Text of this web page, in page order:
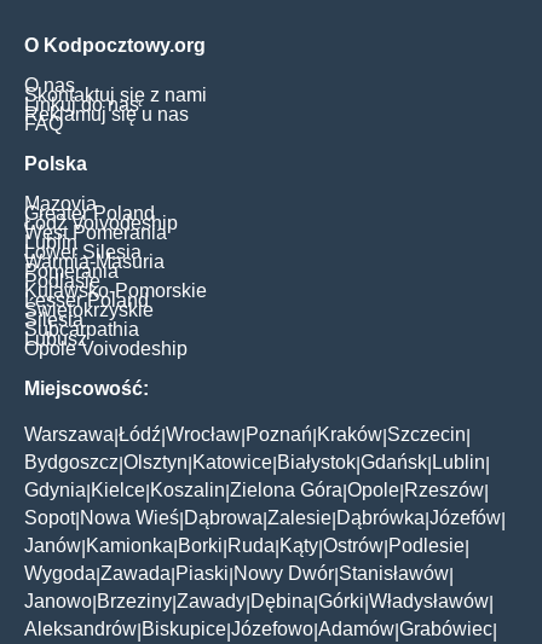
O Kodpocztowy.org
O nas
Skontaktuj się z nami
Linkuj do nas
Reklamuj się u nas
FAQ
Polska
Mazovia
Greater Poland
Łódź Voivodeship
West Pomerania
Lublin
Lower Silesia
Warmia-Masuria
Pomerania
Podlasie
Kujawsko-Pomorskie
Lesser Poland
Świętokrzyskie
Silesia
Subcarpathia
Lubusz
Opole Voivodeship
Miejscowość:
Warszawa Łódź Wrocław Poznań Kraków Szczecin
Bydgoszcz Olsztyn Katowice Białystok Gdańsk Lublin
Gdynia Kielce Koszalin Zielona Góra Opole Rzeszów
Sopot| Nowa Wieś Dąbrowa Zalesie Dąbrówka Józefów
Janów Kamionka Borki Ruda Kąty Ostrów Podlesie
Wygoda Zawada Piaski Nowy Dwór Stanisławów
Janowo Brzeziny Zawady Dębina Górki Władysławów
Aleksandrów Biskupice Józefowo Adamów Grabówiec